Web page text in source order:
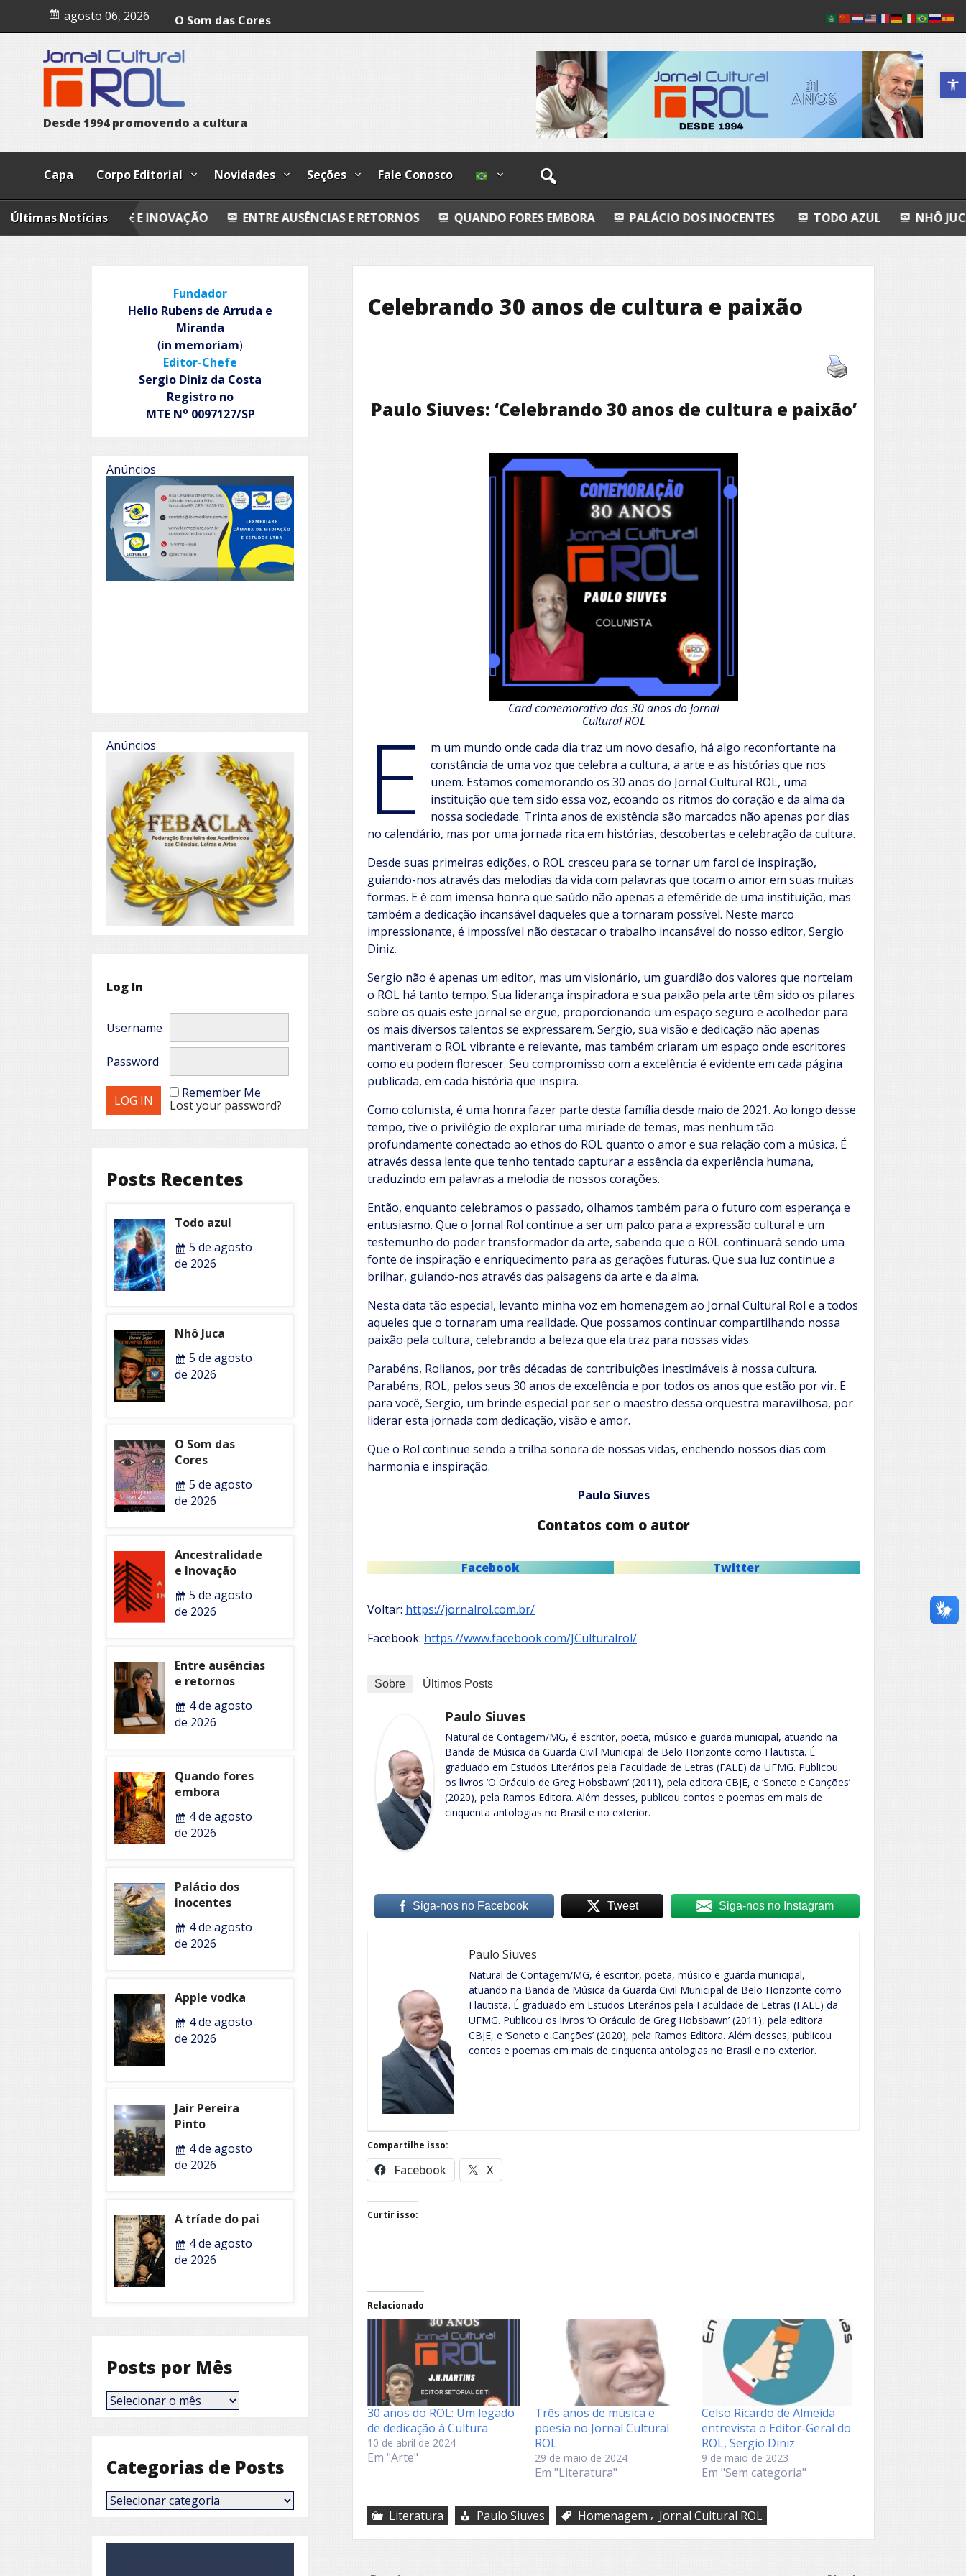
Abrir a
content
agosto 06, 2026
Nhô Juca
Ancestralidade e Inovação
Quando fores embora
Palácio dos inocentes
Desde1994 promovendo a cultura
Capa Corpo Editorial Novidades Seções Fale Conosco
Últimas Notícias
E INOVAÇÃO ENTRE AUSÊNCIAS E RETORNOS QUANDO FORES EMBORA PALÁCIO DOS INOCENTES TODO AZUL NHÔ JUCA O
Celebrando 30 anos de cultura e paixão
Paulo Siuves: ‘Celebrando 30 anos de cultura e paixão’
Card comemorativo dos 30 anos do Jornal
Cultural ROL
E
m um mundo onde cada dia traz um novo desafio, há algo reconfortante na
constância de uma voz que celebra a cultura, a arte e as histórias que nos
unem. Estamos comemorando os 30 anos do Jornal Cultural ROL, uma
instituição que tem sido essa voz, ecoando os ritmos do coração e da alma da
nossa sociedade. Trinta anos de existência são marcados não apenas por dias
no calendário, mas por uma jornada rica em histórias, descobertas e celebração da cultura.
Desde suas primeiras edições, o ROL cresceu para se tornar um farol de inspiração,
guiando-nos através das melodias da vida com palavras que tocam o amor em suas muitas
formas. E é com imensa honra que saúdo não apenas a efeméride de uma instituição, mas
também a dedicação incansável daqueles que a tornaram possível. Neste marco
impressionante, é impossível não destacar o trabalho incansável do nosso editor, Sergio
Diniz.
Sergio não é apenas um editor, mas um visionário, um guardião dos valores que norteiam
o ROL há tanto tempo. Sua liderança inspiradora e sua paixão pela arte têm sido os pilares
sobre os quais este jornal se ergue, proporcionando um espaço seguro e acolhedor para
os mais diversos talentos se expressarem. Sergio, sua visão e dedicação não apenas
mantiveram o ROL vibrante e relevante, mas também criaram um espaço onde escritores
como eu podem florescer. Seu compromisso com a excelência é evidente em cada página
publicada, em cada história que inspira.
Como colunista, é uma honra fazer parte desta família desde maio de 2021. Ao longo desse
tempo, tive o privilégio de explorar uma miríade de temas, mas nenhum tão
profundamente conectado ao ethos do ROL quanto o amor e sua relação com a música. É
através dessa lente que tenho tentado capturar a essência da experiência humana,
traduzindo em palavras a melodia de nossos corações.
Então, enquanto celebramos o passado, olhamos também para o futuro com esperança e
entusiasmo. Que o Jornal Rol continue a ser um palco para a expressão cultural e um
testemunho do poder transformador da arte, sabendo que o ROL continuará sendo uma
fonte de inspiração e enriquecimento para as gerações futuras. Que sua luz continue a
brilhar, guiando-nos através das paisagens da arte e da alma.
Nesta data tão especial, levanto minha voz em homenagem ao Jornal Cultural Rol e a todos
aqueles que o tornaram uma realidade. Que possamos continuar compartilhando nossa
paixão pela cultura, celebrando a beleza que ela traz para nossas vidas.
Parabéns, Rolianos, por três décadas de contribuições inestimáveis à nossa cultura.
Parabéns, ROL, pelos seus 30 anos de excelência e por todos os anos que estão por vir. E
para você, Sergio, um brinde especial por ser o maestro dessa orquestra maravilhosa, por
liderar esta jornada com dedicação, visão e amor.
Que o Rol continue sendo a trilha sonora de nossas vidas, enchendo nossos dias com
harmonia e inspiração.
Paulo Siuves
Contatos com o autor
Facebook Twitter
Voltar: https://jornalrol.com.br/
Facebook: https://www.facebook.com/JCulturalrol/
Sobre Últimos Posts
Paulo Siuves
Natural de Contagem/MG, é escritor, poeta, músico e guarda municipal, atuando na
Banda de Música da Guarda Civil Municipal de Belo Horizonte como Flautista. É
graduado em Estudos Literários pela Faculdade de Letras (FALE) da UFMG. Publicou
os livros ‘O Oráculo de Greg Hobsbawn’ (2011), pela editora CBJE, e ‘Soneto e Canções’
(2020), pela Ramos Editora. Além desses, publicou contos e poemas em mais de
cinquenta antologias no Brasil e no exterior.
Siga-nos no Facebook Tweet Siga-nos no Instagram
Paulo Siuves
Natural de Contagem/MG, é escritor, poeta, músico e guarda municipal,
atuando na Banda de Música da Guarda Civil Municipal de Belo Horizonte como
Flautista. É graduado em Estudos Literários pela Faculdade de Letras (FALE) da
UFMG. Publicou os livros ‘O Oráculo de Greg Hobsbawn’ (2011), pela editora
CBJE, e ‘Soneto e Canções’ (2020), pela Ramos Editora. Além desses, publicou
contos e poemas em mais de cinquenta antologias no Brasil e no exterior.
Compartilhe isso:
Facebook X
Curtir isso:
Relacionado
30 anos do ROL: Um legado
de dedicação à Cultura
10 de abril de 2024
Em "Arte"
Três anos de música e
poesia no Jornal Cultural
ROL
29 de maio de 2024
Em "Literatura"
Celso Ricardo de Almeida
entrevista o Editor-Geral do
ROL, Sergio Diniz
9 de maio de 2023
Em "Sem categoria"
Literatura Paulo Siuves Homenagem , Jornal Cultural ROL
Fundador
Helio Rubens de Arruda e
Miranda
(in memoriam)
Editor-Chefe
Sergio Diniz da Costa
Registro no
MTE No 0097127/SP
Anúncios
Anúncios
Log In
Username
Password
Remember Me
Lost your password?
Posts Recentes
Todo azul
5 de agosto
de 2026
Nhô Juca
5 de agosto
de 2026
O Som das
Cores
5 de agosto
de 2026
Ancestralidade
e Inovação
5 de agosto
de 2026
Entre ausências
e retornos
4 de agosto
de 2026
Quando fores
embora
4 de agosto
de 2026
Palácio dos
inocentes
4 de agosto
de 2026
Apple vodka
4 de agosto
de 2026
Jair Pereira
Pinto
4 de agosto
de 2026
A tríade do pai
4 de agosto
de 2026
Posts por Mês
Posts
por
Categorias de Posts
Categorias
de